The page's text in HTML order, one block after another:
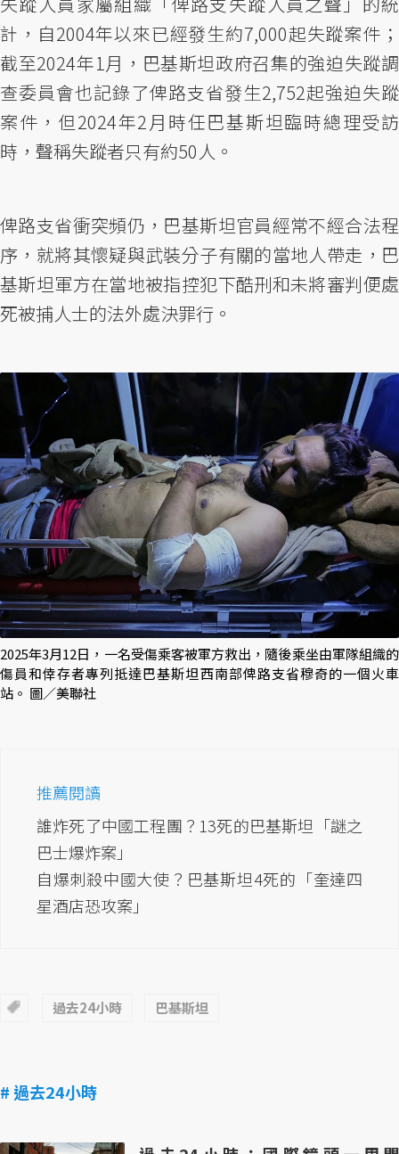
計，自2004年以來已經發生約7,000起失蹤案件；
截至2024年1月，巴基斯坦政府召集的強迫失蹤調
查委員會也記錄了俾路支省發生2,752起強迫失蹤
案件，但2024年2月時任巴基斯坦臨時總理受訪
時，聲稱失蹤者只有約50人。
俾路支省衝突頻仍，巴基斯坦官員經常不經合法程
序，就將其懷疑與武裝分子有關的當地人帶走，巴
基斯坦軍方在當地被指控犯下酷刑和未將審判便處
死被捕人士的法外處決罪行。
2025年3月12日，一名受傷乘客被軍方救出，隨後乘坐由軍隊組織的
傷員和倖存者專列抵達巴基斯坦西南部俾路支省穆奇的一個火車
站。 圖／美聯社
推薦閱讀
誰炸死了中國工程團？13死的巴基斯坦「謎之
巴士爆炸案」
自爆刺殺中國大使？巴基斯坦4死的「奎達四
星酒店恐攻案」
過去24小時 巴基斯坦
# 過去24小時